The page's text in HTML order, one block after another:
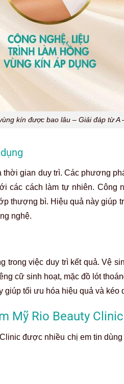
kín được bao lâu – Giải đáp từ A
gian duy trì. Các phương
các cách làm tự nhiên. Công
thượng bì. Hiệu quả này giúp
nghệ.
trong việc duy trì kết quả. Vệ
cữ sinh hoạt, mặc đồ lót
tối ưu hóa hiệu quả và
Mỹ Rio Beauty Clinic
được nhiều chị em tin